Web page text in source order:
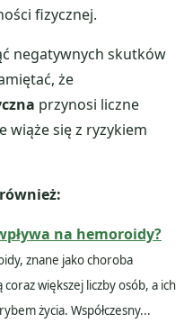
fizycznej.
negatywnych skutków
że
przynosi liczne
wiąże się z ryzykiem
na hemoroidy?
znane jako choroba
większej liczby osób, a ich
życia. Współczesny...